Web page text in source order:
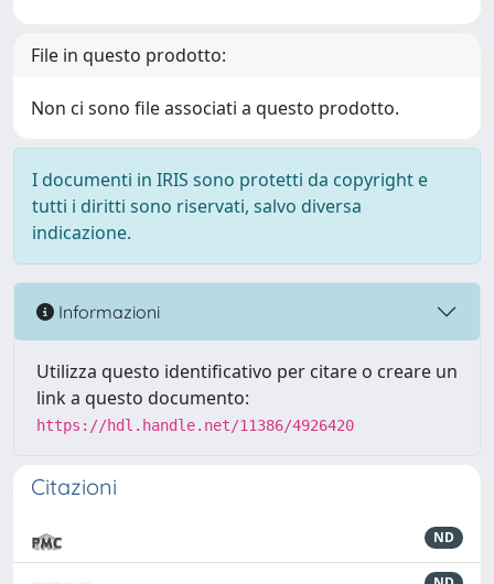
File in questo prodotto:
Non ci sono file associati a questo prodotto.
I documenti in IRIS sono protetti da copyright e
tutti i diritti sono riservati, salvo diversa
indicazione.
Informazioni
Utilizza questo identificativo per citare o creare un
link a questo documento:
https://hdl.handle.net/11386/4926420
Citazioni
ND